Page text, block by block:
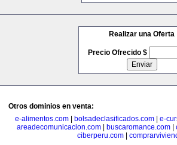
Realizar una Oferta
Precio Ofrecido $
Otros dominios en venta:
e-alimentos.com| bolsadeclasificados.com| e-
areadecomunicacion.com| buscaromance.com|
ciberperu.com